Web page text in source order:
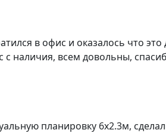
в офис и оказалось что
наличия, всем довольны,
планировку 6х2.3м,